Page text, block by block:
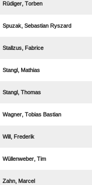
 
  
 
 
 
  
 
 
 